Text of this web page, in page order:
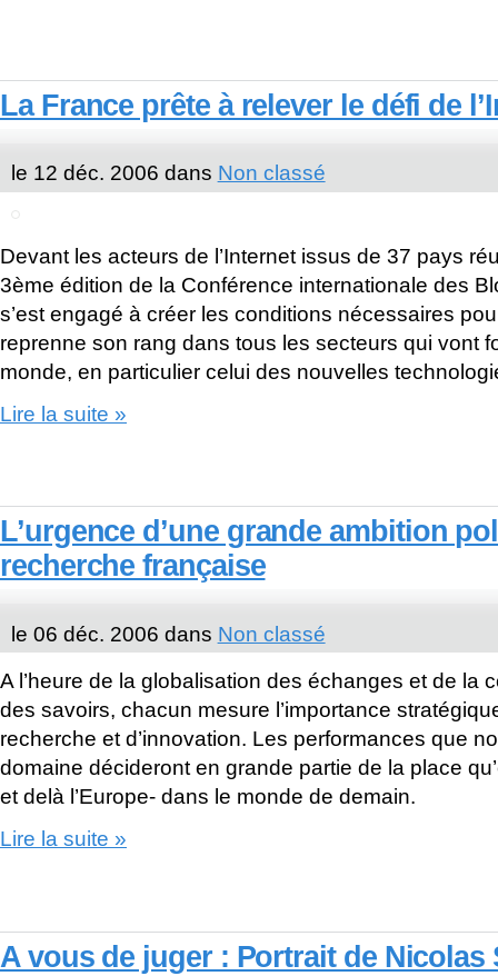
La France prête à relever le défi de
le 12 déc. 2006 dans Non classé
Devant les acteurs de l’Internet issus de 37 pays
3ème édition de la Conférence internationale des
s’est engagé à créer les conditions nécessaires
reprenne son rang dans tous les secteurs qui vont
monde, en particulier celui des nouvelles
Lire la suite »
L’urgence d’une grande ambition
recherche française
le 06 déc. 2006 dans Non classé
A l’heure de la globalisation des échanges et de la
des savoirs, chacun mesure l’importance
recherche et d’innovation. Les performances que
domaine décideront en grande partie de la place
et delà l’Europe- dans le monde de demain.
Lire la suite »
A vous de juger : Portrait de Nicolas